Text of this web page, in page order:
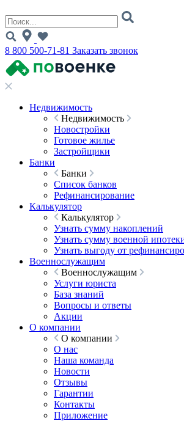
8 800 500-71-81 Заказать звонок
Недвижимость
Недвижимость
Новостройки
Готовое жилье
Застройщики
Банки
Банки
Список банков
Рефинансирование
Калькулятор
Калькулятор
Узнать сумму накоплений
Узнать сумму военной
Узнать выгоду от
Военнослужащим
Военнослужащим
Услуги юриста
База знаний
Вопросы и ответы
Акции
О компании
О компании
О нас
Наша команда
Новости
Отзывы
Гарантии
Контакты
Приложение